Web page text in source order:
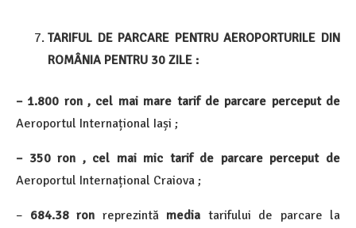
TARIFUL DE PARCARE PENTRU AEROPORTURILE DIN
ROMÂNIA PENTRU 30 ZILE :
– 1.800 ron , cel mai mare tarif de parcare perceput de
Aeroportul Internațional Iași ;
– 350 ron , cel mai mic tarif de parcare perceput de
Aeroportul Internațional Craiova ;
– 684.38 ron reprezintă media tarifului de parcare la